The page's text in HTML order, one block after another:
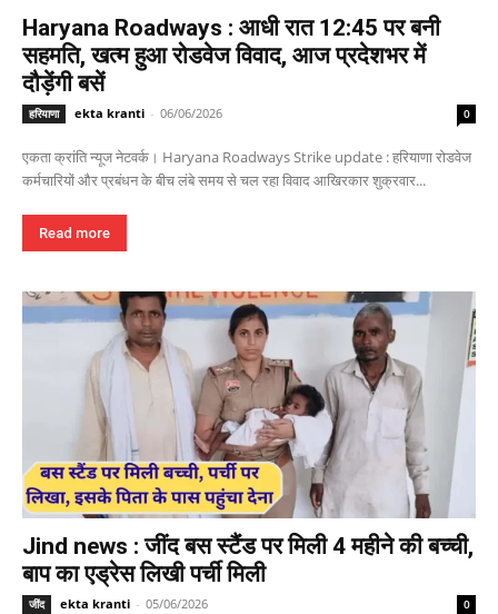
Haryana Roadways : आधी रात 12:45 पर बनी
सहमति, खत्म हुआ रोडवेज विवाद, आज प्रदेशभर में
दौड़ेंगी बसें
हरियाणा ekta kranti - 06/06/2026 0
एकता क्रांति न्यूज नेटवर्क। Haryana Roadways Strike update : हरियाणा रोडवेज
कर्मचारियों और प्रबंधन के बीच लंबे समय से चल रहा विवाद आखिरकार शुक्रवार...
Read more
Jind news : जींद बस स्टैंड पर मिली 4 महीने की बच्ची,
बाप का एड्रेस लिखी पर्ची मिली
जींद ekta kranti - 05/06/2026 0